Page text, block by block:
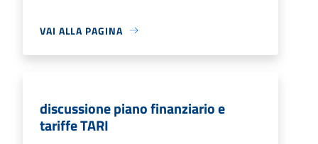
VAI ALLA PAGINA
discussione piano finanziario e
tariffe TARI